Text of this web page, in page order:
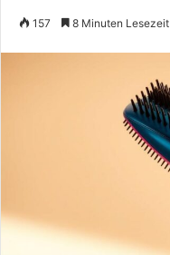
157 8 Minuten Lesezeit